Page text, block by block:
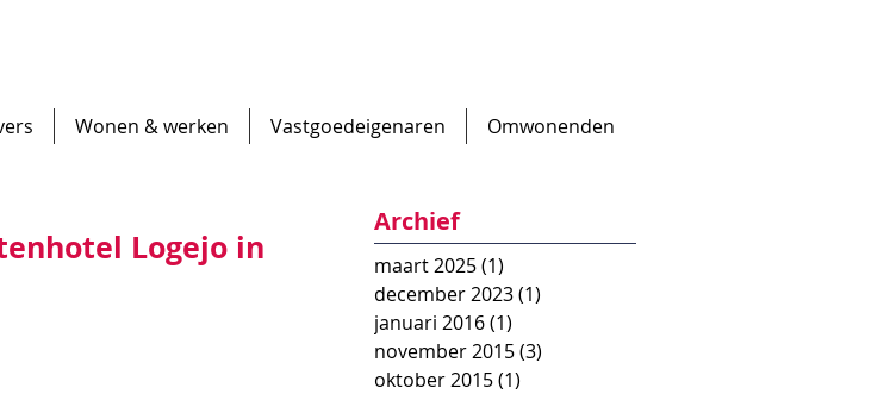
Wonen & werken Vastgoedeigenaren Omwonenden
Logejo in
Archief
maart 2025(1)
december 2023(1)
januari 2016(1)
november 2015(3)
oktober 2015(1)